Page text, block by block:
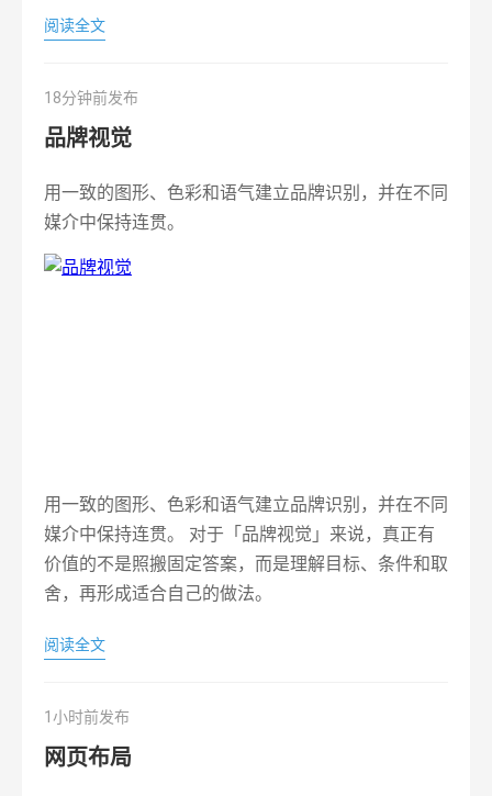
阅读全文
18分钟前发布
品牌视觉
用一致的图形、色彩和语气建立品牌识别，并在不同
媒介中保持连贯。
用一致的图形、色彩和语气建立品牌识别，并在不同
媒介中保持连贯。 对于「品牌视觉」来说，真正有
价值的不是照搬固定答案，而是理解目标、条件和取
舍，再形成适合自己的做法。
阅读全文
1小时前发布
网页布局